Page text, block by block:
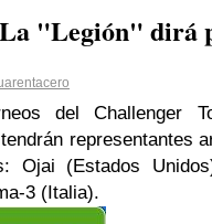
"Legión" dirá
delChallenger
representantes
Ojai (Estados
3 (Italia).